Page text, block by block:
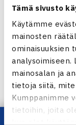
Tämä sivusto
Käytämme
mainosten
ominaisuuksien
analysoimiseen.
mainosalan ja
tietoja siitä,
Kumppanimme
tietoihin, joita
puolivälieriin,
Freya Christien ja
Juniorien ITF-
6.-12.1.2012
Poikien kaksinpeli
1.kierrosta: Mika
76(2) 62, Panu